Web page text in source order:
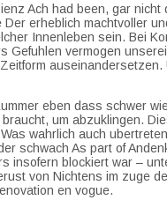
Ach had been, gar nicht
Der erheblich machtvoller
Innenleben sein. Bei
Gefuhlen vermogen
auseinandersetzen.
eben dass schwer
um abzuklingen.
wahrlich auch
schwach As part of
insofern blockiert war –
von Nichtens im zuge
en vogue.